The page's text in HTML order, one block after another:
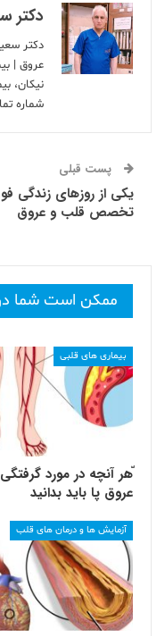
دکتر
دکتر
عروق |
نیکان،
شماره
پست قبلی
یکی از روزهای زندگی
تخصص قلب و عروق
ممکن است شما
بیماری های قلبی
ّهر آنچه در مورد گرفتگی
عروق پا باید بدانید
آزمایش ها و درمان های قلب